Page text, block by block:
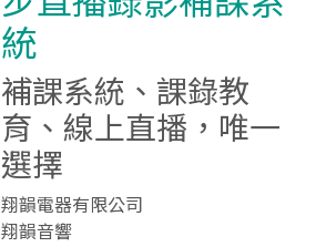
統
補課系統、課錄教
育、線上直播，唯一
選擇
翔韻電器有限公司
翔韻音響